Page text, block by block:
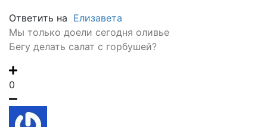
Ответить на Елизавета
Мы только доели сегодня оливье
Бегу делать салат с горбушей?
0